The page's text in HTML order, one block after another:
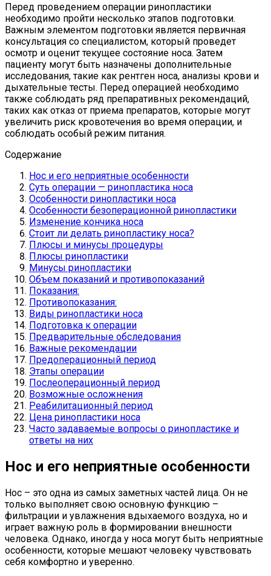
Перед проведением операции ринопластики
необходимо пройти несколько этапов подготовки.
Важным элементом подготовки является первичная
консультация со специалистом, который проведет
осмотр и оценит текущее состояние носа. Затем
пациенту могут быть назначены дополнительные
исследования, такие как рентген носа, анализы крови и
дыхательные тесты. Перед операцией необходимо
также соблюдать ряд препаративных рекомендаций,
таких как отказ от приема препаратов, которые могут
увеличить риск кровотечения во время операции, и
соблюдать особый режим питания.
Содержание
Нос и его неприятные особенности
Суть операции — ринопластика носа
Особенности ринопластики носа
Особенности безоперационной ринопластики
Изменение кончика носа
Стоит ли делать ринопластику носа?
Плюсы и минусы процедуры
Плюсы ринопластики
Минусы ринопластики
Объем показаний и противопоказаний
Показания:
Противопоказания:
Виды ринопластики носа
Подготовка к операции
Предварительные обследования
Важные рекомендации
Предоперационный период
Этапы операции
Послеоперационный период
Возможные осложнения
Реабилитационный период
Цена ринопластики носа
Часто задаваемые вопросы о ринопластике и
ответы на них
Нос и его неприятные особенности
Нос – это одна из самых заметных частей лица. Он не
только выполняет свою основную функцию –
фильтрации и увлажнения вдыхаемого воздуха, но и
играет важную роль в формировании внешности
человека. Однако, иногда у носа могут быть неприятные
особенности, которые мешают человеку чувствовать
себя комфортно и уверенно.